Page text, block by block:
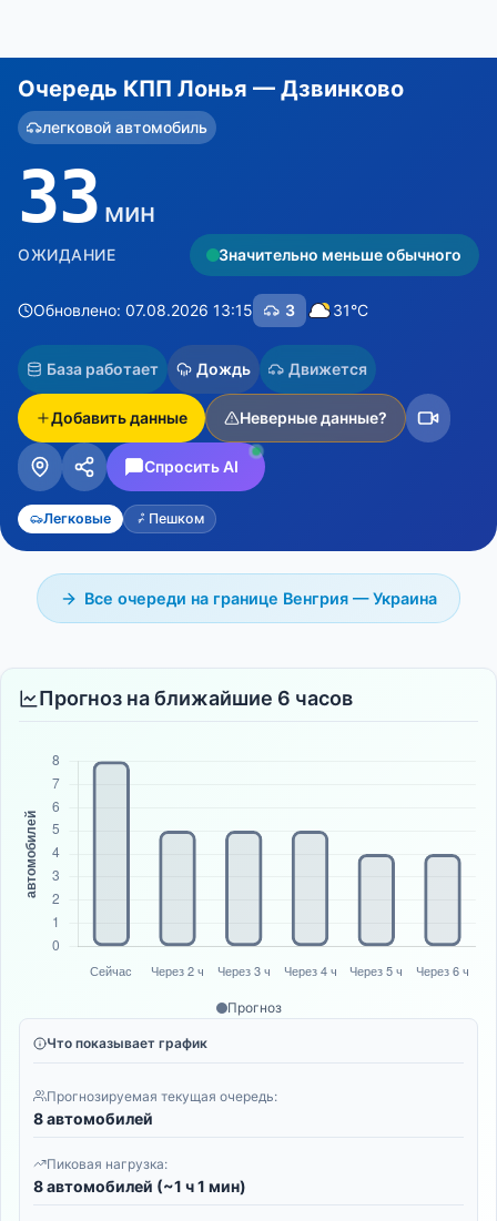
Очередь КПП Лонья — Дзвинково
легковой автомобиль
33 мин
ОЖИДАНИЕ Значительно меньше обычного
Обновлено: 07.08.2026 13:15 3 31°C
База работает Дождь Движется
Добавить данные Неверные данные?
Спросить AI
Легковые Пешком
Все очереди на границе Венгрия — Украина
Прогноз на ближайшие 6 часов
Прогноз
Что показывает график
Прогнозируемая текущая очередь:
8 автомобилей
Пиковая нагрузка:
8 автомобилей (~1 ч 1 мин)